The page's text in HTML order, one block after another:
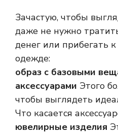
Зачастую, чтобы
даже не нужно
денег или прибегать
одежде:
образ с базовыми
аксессуарами Этого
чтобы выглядеть
Что касается
ювелирные изделия